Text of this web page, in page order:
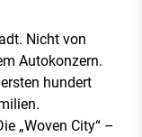
Nicht von
Autokonzern.
hundert
„Woven City“ –